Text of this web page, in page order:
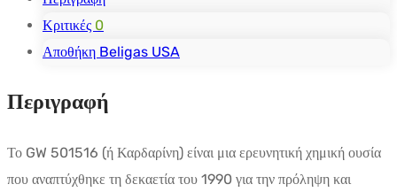
Κριτικές 0
Αποθήκη Beligas USA
Περιγραφή
Το GW 501516 (ή Καρδαρίνη) είναι μια ερευνητική χημική ουσία
που αναπτύχθηκε τη δεκαετία του 1990 για την πρόληψη και